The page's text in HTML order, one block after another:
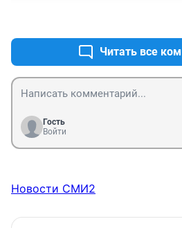
Читать все
Гость
Войти
Новости СМИ2